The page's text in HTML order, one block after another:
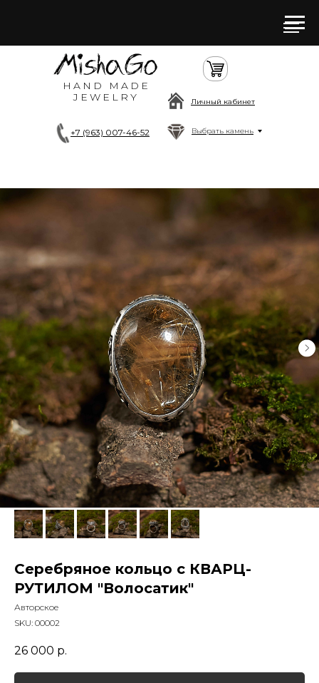
HAND MADE
JEWELRY
+7 (963) 007-46-52 Выбрать камень
Личный кабинет
Серебряное кольцо с КВАРЦ-
РУТИЛОМ "Волосатик"
Авторское
SKU: 00002
26 000 р.